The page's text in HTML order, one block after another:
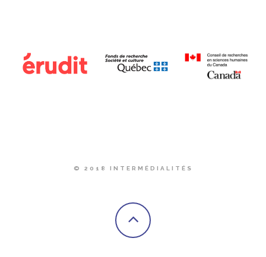
© 2018 INTERMÉDIALITÉS